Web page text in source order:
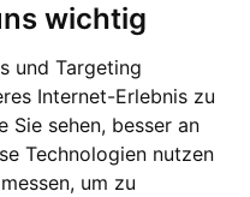
wichtig
und Targeting
Internet-Erlebnis zu
Sie sehen, besser an
Technologien nutzen
um zu
Rahmentyp